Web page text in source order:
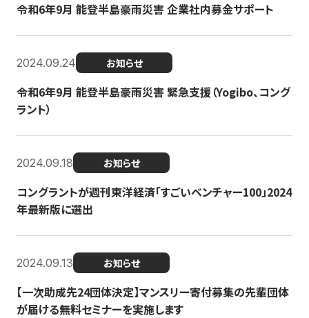
令和6年9月 能登半島豪雨災害 企業社内募金サポート
2024.09.24 お知らせ
令和6年9月 能登半島豪雨災害 緊急支援（Yogibo、コング
ラント）
2024.09.18 お知らせ
コングラントが週刊東洋経済「すごいベンチャー100」2024
年最新版に選出
2024.09.13 お知らせ
【一次助成先24団体決定】マンスリー寄付募集の先輩団体
が届ける無料セミナーを実施します